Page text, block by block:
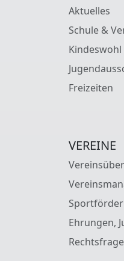
Aktuelles
Schule &
Freizeiten
VEREINE
Ehrungen,